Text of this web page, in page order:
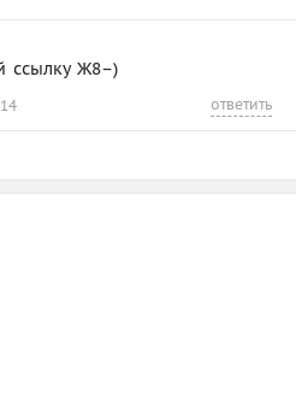
ссылку Ж8–)
ответить